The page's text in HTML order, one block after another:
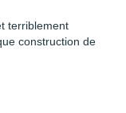
terriblement
construction de